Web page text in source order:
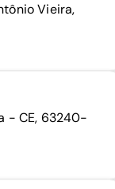
Vieira,
- CE, 63240-